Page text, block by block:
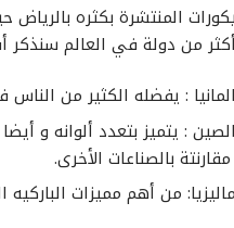
المنتشرة بكثره
من دولة في العالم سنذكر
: يفضله الكثير من
: يتميز بتعدد ألوانه و
بالصناعات الأخرى.
من أهم مميزات